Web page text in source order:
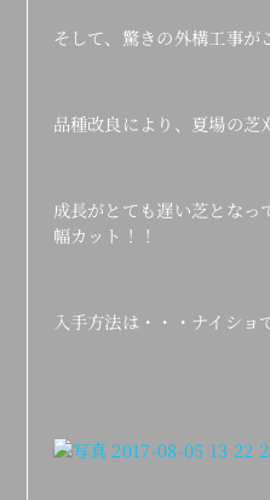
そして、驚きの外構工事が
品種改良により、夏場の芝
成長がとても遅い芝とな
幅カット！！
入手方法は・・・ナイショ